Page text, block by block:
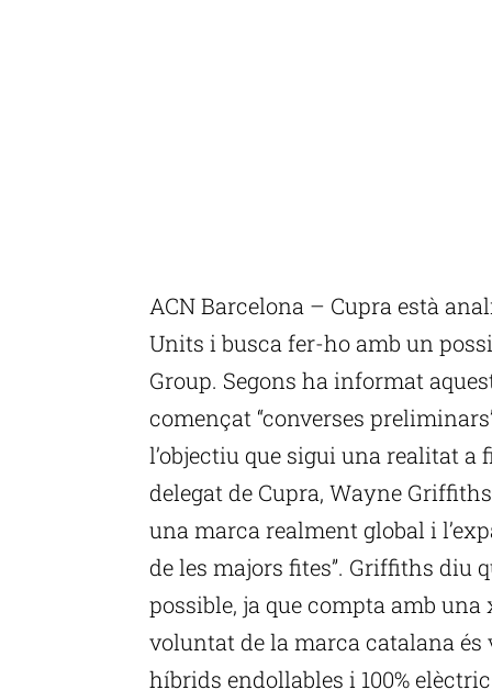
ACN Barcelona – Cupra està
Units i busca fer-ho amb un
Group. Segons ha informat
començat “converses
l’objectiu que sigui una realitat a
delegat de Cupra, Wayne
una marca realment global i
de les majors fites”. Griffiths diu
possible, ja que compta amb
voluntat de la marca catalana
híbrids endollables i 100%